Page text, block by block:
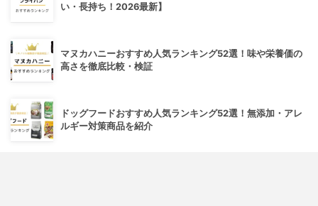
い・長持ち！2026最新】
マヌカハニーおすすめ人気ランキング52選！味や栄養価の
高さを徹底比較・検証
ドッグフードおすすめ人気ランキング52選！無添加・アレ
ルギー対策商品を紹介